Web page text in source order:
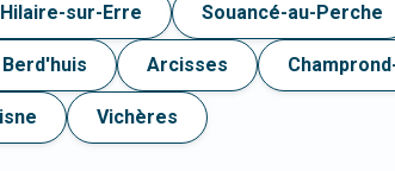
sur-Erre Souancé-au-Perche
Berd'huis Arcisses
Vichères